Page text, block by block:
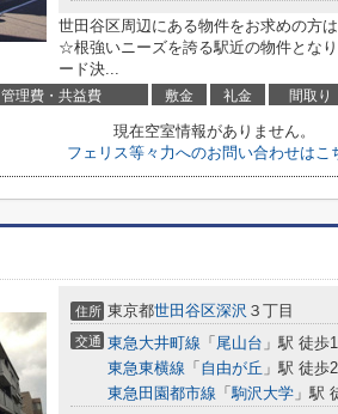
世田谷区周辺にある物件をお求めの方
☆根強いニーズを誇る駅近の物件とな
ード決...
管理費・共益費 敷金 礼金 間取り
現在空室情報がありません。
フェリス等々力へのお問い合わせはこ
住所 東京都世田谷区深沢 ３丁目
交通 東急大井町線 「 尾山台 」駅 徒歩
東急東横線 「 自由が丘 」駅 徒歩
東急田園都市線 「駒沢大学 」駅